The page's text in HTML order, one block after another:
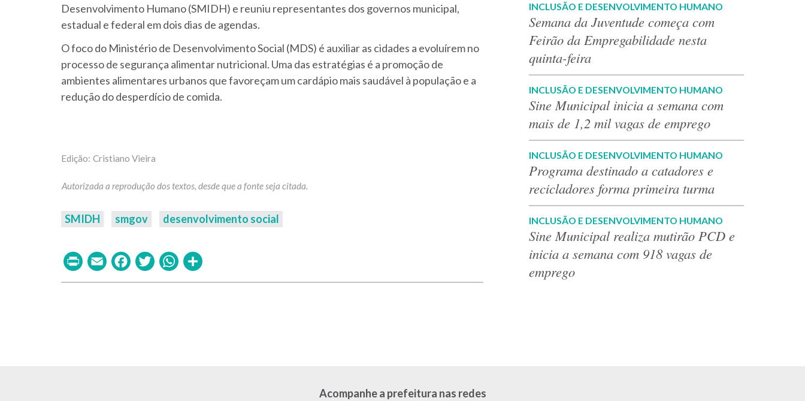
Desenvolvimento Humano (SMIDH) e reuniu representantes dos governos municipal,
estadual e federal em dois dias de agendas.
O foco do Ministério de Desenvolvimento Social (MDS) é auxiliar as cidades a evoluírem no
processo de segurança alimentar nutricional. Uma das estratégias é a promoção de
ambientes alimentares urbanos que favoreçam um cardápio mais saudável à população e a
redução do desperdício de comida.
Cristiano Vieira
SMIDH smgov desenvolvimento social
PrintEmailFacebook
TwitterWhatsApp
INCLUSÃO E DESENVOLVIMENTO HUMANO
Semana da Juventude começa com
Feirão da Empregabilidade nesta
quinta-feira
INCLUSÃO E DESENVOLVIMENTO HUMANO
Sine Municipal inicia a semana com
mais de 1,2 mil vagas de emprego
INCLUSÃO E DESENVOLVIMENTO HUMANO
Programa destinado a catadores e
recicladores forma primeira turma
INCLUSÃO E DESENVOLVIMENTO HUMANO
Sine Municipal realiza mutirão PCD e
inicia a semana com 918 vagas de
emprego
Acompanhe a prefeitura nas redes